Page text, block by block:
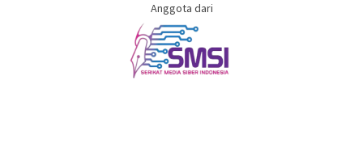
Anggota dari